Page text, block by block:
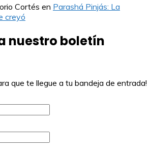
Cortés en Parashá Pinjás: La
creyó
nuestro boletín
que te llegue a tu bandeja de entrada!